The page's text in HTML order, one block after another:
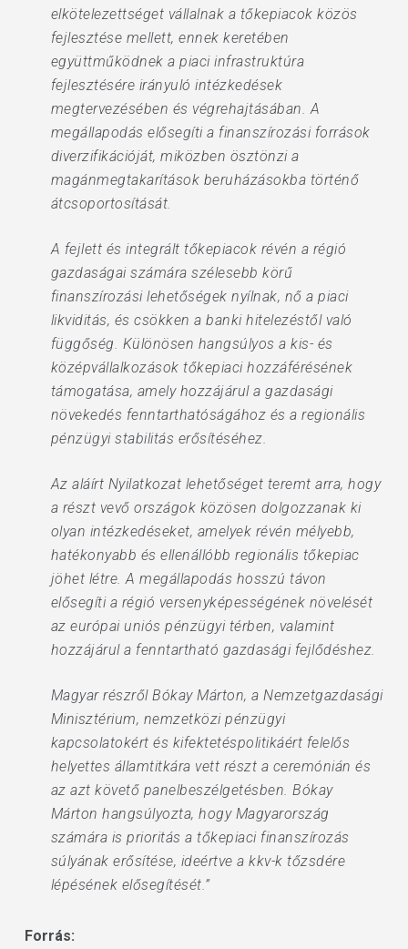
elkötelezettséget vállalnak a tőkepiacok közös
fejlesztése mellett, ennek keretében
együttműködnek a piaci infrastruktúra
fejlesztésére irányuló intézkedések
megtervezésében és végrehajtásában. A
megállapodás elősegíti a finanszírozási források
diverzifikációját, miközben ösztönzi a
magánmegtakarítások beruházásokba történő
átcsoportosítását.
A fejlett és integrált tőkepiacok révén a régió
gazdaságai számára szélesebb körű
finanszírozási lehetőségek nyílnak, nő a piaci
likviditás, és csökken a banki hitelezéstől való
függőség. Különösen hangsúlyos a kis- és
középvállalkozások tőkepiaci hozzáférésének
támogatása, amely hozzájárul a gazdasági
növekedés fenntarthatóságához és a regionális
pénzügyi stabilitás erősítéséhez.
Az aláírt Nyilatkozat lehetőséget teremt arra, hogy
a részt vevő országok közösen dolgozzanak ki
olyan intézkedéseket, amelyek révén mélyebb,
hatékonyabb és ellenállóbb regionális tőkepiac
jöhet létre. A megállapodás hosszú távon
elősegíti a régió versenyképességének növelését
az európai uniós pénzügyi térben, valamint
hozzájárul a fenntartható gazdasági fejlődéshez.
Magyar részről Bókay Márton, a Nemzetgazdasági
Minisztérium, nemzetközi pénzügyi
kapcsolatokért és kifektetéspolitikáért felelős
helyettes államtitkára vett részt a ceremónián és
az azt követő panelbeszélgetésben. Bókay
Márton hangsúlyozta, hogy Magyarország
számára is prioritás a tőkepiaci finanszírozás
súlyának erősítése, ideértve a kkv-k tőzsdére
lépésének elősegítését.”
Forrás: